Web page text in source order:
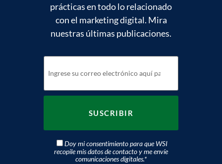
prácticas en todo lo relacionado
con el marketing digital. Mira
nuestras últimas publicaciones.
Doy mi consentimiento para que WSI
recopile mis datos de contacto y me envíe
comunicaciones digitales.*